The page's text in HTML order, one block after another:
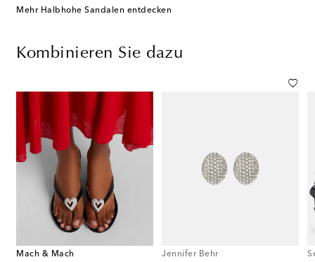
Mehr Halbhohe Sandalen entdecken
Kombinieren Sie dazu
Mach & Mach
Jennifer Behr